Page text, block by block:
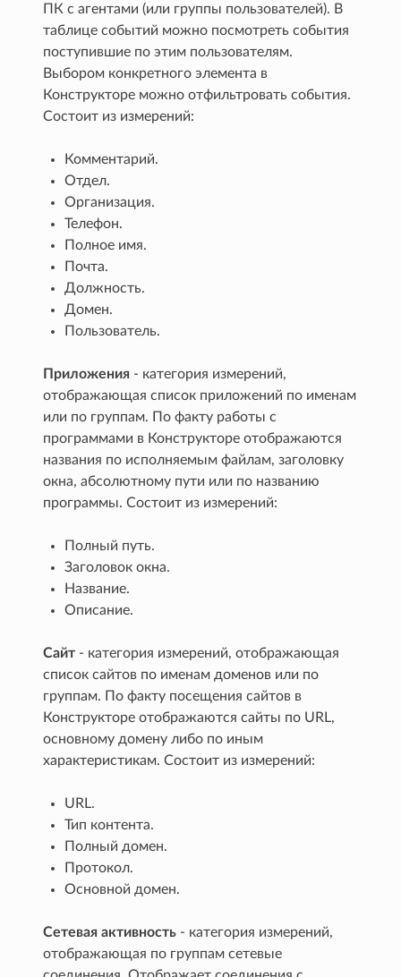
ПК с агентами (или группы пользователей). В
таблице событий можно посмотреть события
поступившие по этим пользователям.
Выбором конкретного элемента в
Конструкторе можно отфильтровать события.
Состоит из измерений:
Комментарий.
Отдел.
Организация.
Телефон.
Полное имя.
Почта.
Должность.
Домен.
Пользователь.
Приложения - категория измерений,
отображающая список приложений по именам
или по группам. По факту работы с
программами в Конструкторе отображаются
названия по исполняемым файлам, заголовку
окна, абсолютному пути или по названию
программы. Состоит из измерений:
Полный путь.
Заголовок окна.
Название.
Описание.
Сайт - категория измерений, отображающая
список сайтов по именам доменов или по
группам. По факту посещения сайтов в
Конструкторе отображаются сайты по URL,
основному домену либо по иным
характеристикам. Состоит из измерений:
URL.
Тип контента.
Полный домен.
Протокол.
Основной домен.
Сетевая активность - категория измерений,
отображающая по группам сетевые